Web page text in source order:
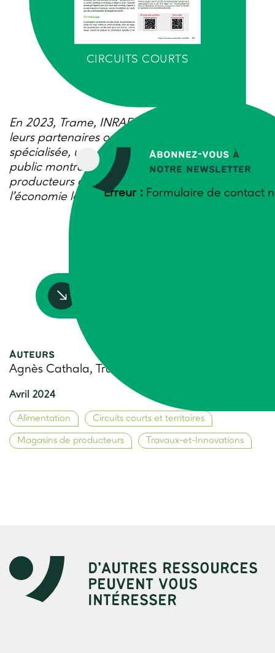
Abonnez-vous à
notre newsletter
Erreur : Formulaire de contact
CIRCUITS COURTS
En 2023, Trame, INRAE – UMR Innovation et
leurs partenaires ont créé, avec une agence
spécialisée, une vidéo pédagogique grand
public montrant le rôle moteur des magasins de
producteurs dans le développement de
l’économie locale.
Auteurs
Agnès Cathala, Trame
Avril 2024
Alimentation Circuits courts et territoires
Magasins de producteurs Travaux-et-Innovations
D’AUTRES RESSOURCES
PEUVENT VOUS
INTÉRESSER